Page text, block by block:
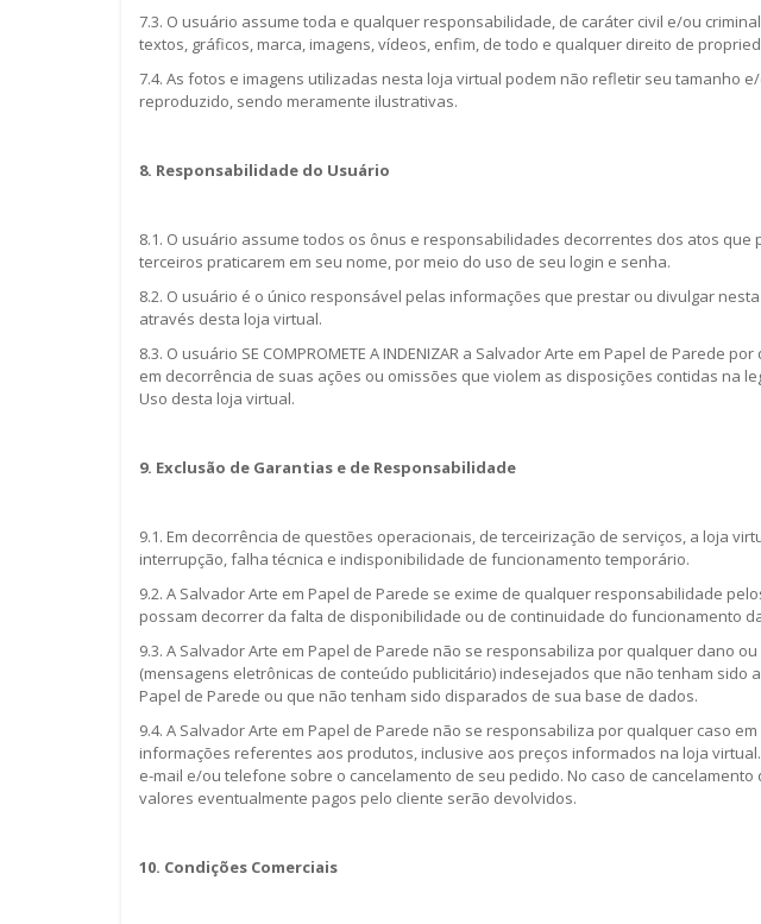
7.3. O usuário assume toda e qualquer responsabilidade, de caráter civil e/ou
textos, gráficos, marca, imagens, vídeos, enfim, de todo e qualquer direito de
7.4. As fotos e imagens utilizadas nesta loja virtual podem não refletir seu tamanho
reproduzido, sendo meramente ilustrativas.
8. Responsabilidade do Usuário
8.1. O usuário assume todos os ônus e responsabilidades decorrentes dos atos
terceiros praticarem em seu nome, por meio do uso de seu login e senha.
8.2. O usuário é o único responsável pelas informações que prestar ou divulgar
através desta loja virtual.
8.3. O usuário SE COMPROMETE A INDENIZAR a Salvador Arte em Papel de Parede
em decorrência de suas ações ou omissões que violem as disposições contidas na
Uso desta loja virtual.
9. Exclusão de Garantias e de Responsabilidade
9.1. Em decorrência de questões operacionais, de terceirização de serviços, a loja
interrupção, falha técnica e indisponibilidade de funcionamento temporário.
9.2. A Salvador Arte em Papel de Parede se exime de qualquer responsabilidade
possam decorrer da falta de disponibilidade ou de continuidade do funcionamento
9.3. A Salvador Arte em Papel de Parede não se responsabiliza por qualquer dano
(mensagens eletrônicas de conteúdo publicitário) indesejados que não tenham sido
Papel de Parede ou que não tenham sido disparados de sua base de dados.
9.4. A Salvador Arte em Papel de Parede não se responsabiliza por qualquer caso
informações referentes aos produtos, inclusive aos preços informados na loja
e-mail e/ou telefone sobre o cancelamento de seu pedido. No caso de
valores eventualmente pagos pelo cliente serão devolvidos.
10. Condições Comerciais